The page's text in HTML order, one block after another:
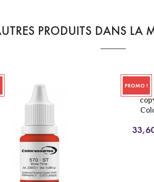
PRODUITS DANS LA
PROMO !
copy of Pigment Goldeneye
28,00 € H.T.